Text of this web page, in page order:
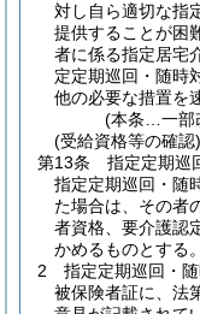
対し自ら適切な指
提供することが困
者に係る指定居宅
定定期巡回・随時
他の必要な措置を
(本条…一部
(受給資格等の確認)
第13条
指定定期巡
指定定期巡回・随
た場合は、その者
者資格、要介護認
かめるものとする。
2
指定定期巡回・
被保険者証に、法